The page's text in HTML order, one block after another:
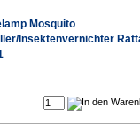
Mosquito
Insektenvernichter